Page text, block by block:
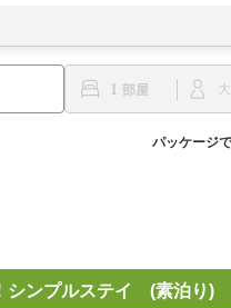
1
パッケージ
シンプルステイ (素泊り)